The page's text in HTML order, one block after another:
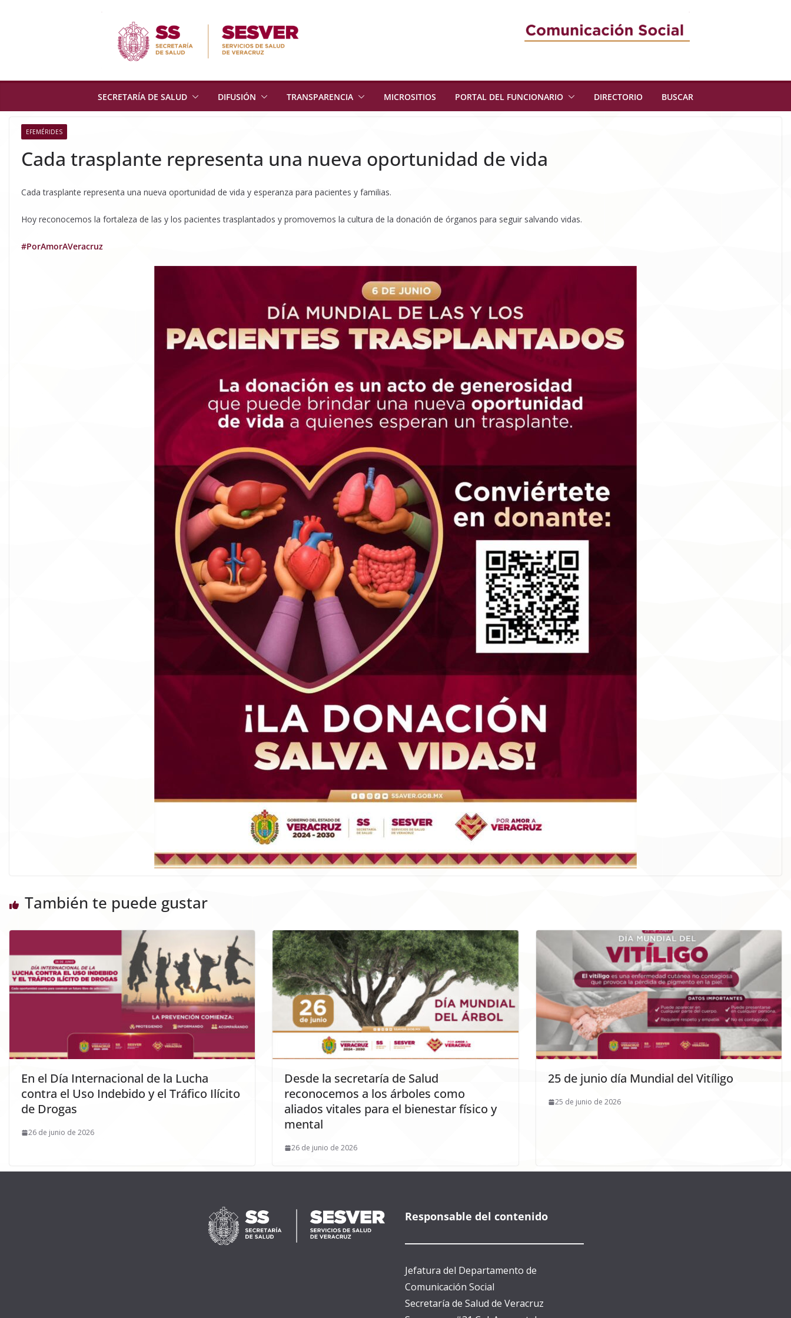
SECRETARÍA DE SALUD DIFUSIÓN TRANSPARENCIA MICROSITIOS PORTAL DEL FUNCIONARIO DIRECTORIO BUSCAR
EFEMÉRIDES
Cada trasplante representa una nueva oportunidad de vida
Cada trasplante representa una nueva oportunidad de vida y esperanza para pacientes y familias.
Hoy reconocemos la fortaleza de las y los pacientes trasplantados y promovemos la cultura de la donación de órganos para seguir salvando vidas.
#PorAmorAVeracruz
También te puede gustar
En el Día Internacional de la Lucha
contra el Uso Indebido y el Tráfico Ilícito
de Drogas
26 de junio de 2026
Desde la secretaría de Salud
reconocemos a los árboles como
aliados vitales para el bienestar físico y
mental
26 de junio de 2026
25 de junio día Mundial del Vitíligo
25 de junio de 2026
Responsable del contenido
Jefatura del Departamento de
Comunicación Social
Secretaría de Salud de Veracruz